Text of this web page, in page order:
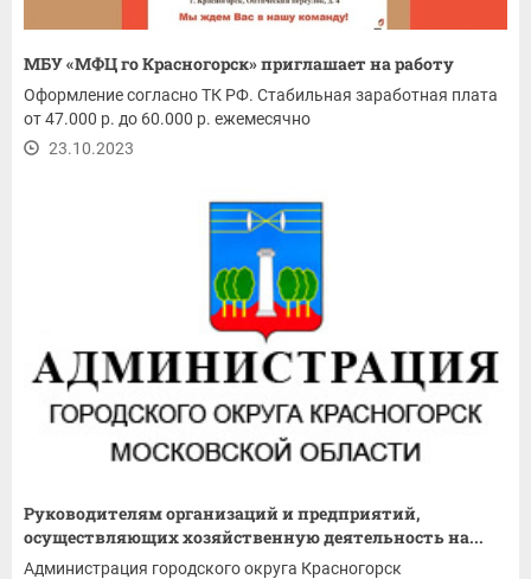
МБУ «МФЦ го Красногорск» приглашает на работу
Оформление согласно ТК РФ. Стабильная заработная плата
от 47.000 р. до 60.000 р. ежемесячно
23.10.2023
Руководителям организаций и предприятий,
осуществляющих хозяйственную деятельность на...
Администрация городского округа Красногорск